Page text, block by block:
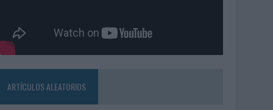
ARTÍCULOS ALEATORIOS